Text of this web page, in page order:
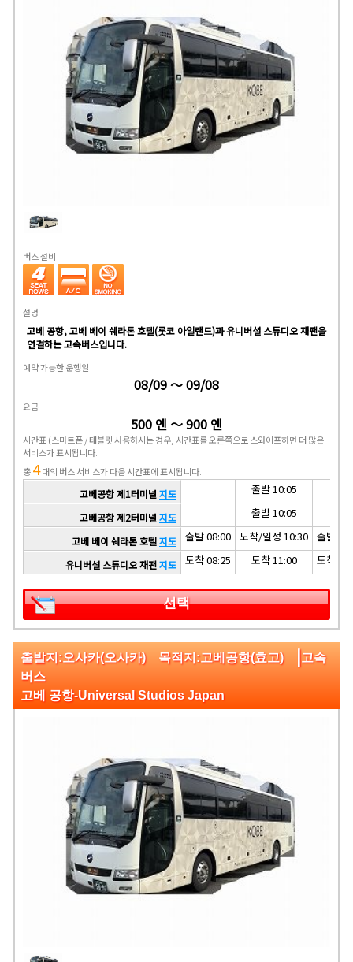
버스 설비
설명
고베 공항, 고베 베이 쉐라톤 호텔(롯코 아일랜드)과 유니버셜 스튜디오 재팬을
연결하는 고속버스입니다.
예약 가능한 운행일
08/09 ～ 09/08
요금
500 엔 ～ 900 엔
시간표 (스마트폰 / 태블릿 사용하시는 경우, 시간표를 오른쪽으로 스와이프하면 더 많은
서비스가 표시됩니다.
총4대의 버스 서비스가 다음 시간표에 표시됩니다.
고베공항 제1터미널 지도 출발 10:05
고베공항 제2터미널 지도 출발 10:05
고베 베이 쉐라톤 호텔지도 출발 08:00 도착/일정 10:30 출발
유니버설 스튜디오 재팬지도 도착 08:25 도착 11:00 도착
선택
출발지:오사카(오사카) 목적지:고베공항(효고) |고속
버스
고베 공항-Universal Studios Japan